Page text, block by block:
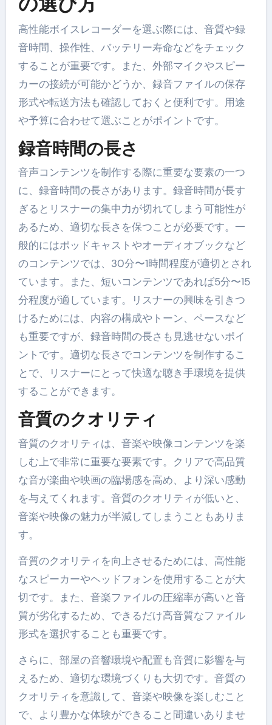
高性能ボイスレコーダーを選ぶ際には、音質や録
音時間、操作性、バッテリー寿命などをチェック
することが重要です。また、外部マイクやスピー
カーの接続が可能かどうか、録音ファイルの保存
形式や転送方法も確認しておくと便利です。用途
や予算に合わせて選ぶことがポイントです。
録音時間の長さ
音声コンテンツを制作する際に重要な要素の一つ
に、録音時間の長さがあります。録音時間が長す
ぎるとリスナーの集中力が切れてしまう可能性が
あるため、適切な長さを保つことが必要です。一
般的にはポッドキャストやオーディオブックなど
のコンテンツでは、30分〜1時間程度が適切とされ
ています。また、短いコンテンツであれば5分〜15
分程度が適しています。リスナーの興味を引きつ
けるためには、内容の構成やトーン、ペースなど
も重要ですが、録音時間の長さも見逃せないポイ
ントです。適切な長さでコンテンツを制作するこ
とで、リスナーにとって快適な聴き手環境を提供
することができます。
音質のクオリティ
音質のクオリティは、音楽や映像コンテンツを楽
しむ上で非常に重要な要素です。クリアで高品質
な音が楽曲や映画の臨場感を高め、より深い感動
を与えてくれます。音質のクオリティが低いと、
音楽や映像の魅力が半減してしまうこともありま
す。
音質のクオリティを向上させるためには、高性能
なスピーカーやヘッドフォンを使用することが大
切です。また、音楽ファイルの圧縮率が高いと音
質が劣化するため、できるだけ高音質なファイル
形式を選択することも重要です。
さらに、部屋の音響環境や配置も音質に影響を与
えるため、適切な環境づくりも大切です。音質の
クオリティを意識して、音楽や映像を楽しむこと
で、より豊かな体験ができること間違いありませ